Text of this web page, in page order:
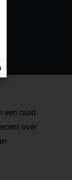
een raad
over